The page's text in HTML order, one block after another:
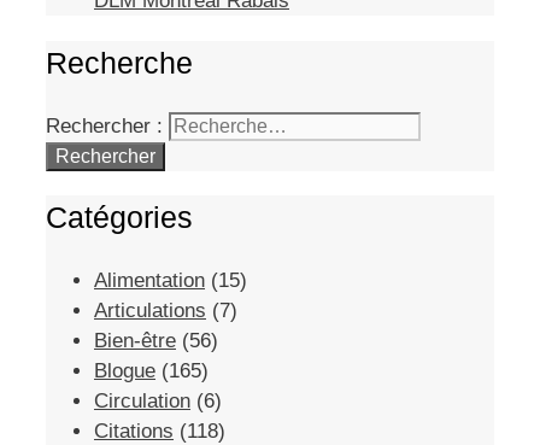
Recherche
Rechercher :
Catégories
Alimentation (15)
Articulations (7)
Bien-être (56)
Blogue (165)
Circulation (6)
Citations (118)